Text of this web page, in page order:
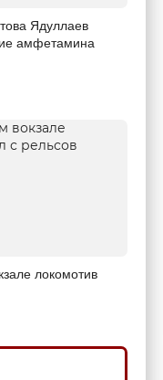
Ядуллаев
амфетамина
локомотив